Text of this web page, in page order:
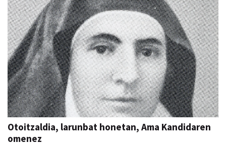
Otoitzaldia, larunbat honetan, Ama Kandidaren
omenez